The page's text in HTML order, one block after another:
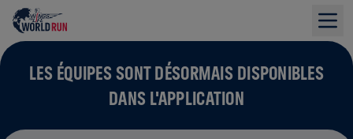
LES ÉQUIPES SONT DÉSORMAIS DISPONIBLES
DANS L'APPLICATION